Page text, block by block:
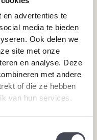
en advertenties te
media te bieden
Ook delen we
site met onze
en analyse. Deze
met andere
of die ze hebben
van hun services.
Schoonmaken
Pvc-vloer laten leggen
Toplaag pvc vloer
Wat is pvc